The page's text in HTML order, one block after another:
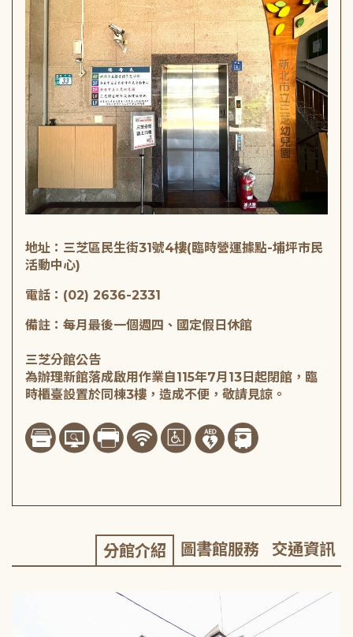
地址：三芝區民生街31號4樓(臨時營運據點-埔坪市民
活動中心)
電話：(02) 2636-2331
備註：每月最後一個週四、國定假日休館
三芝分館公告
為辦理新館落成啟用作業自115年7月13日起閉館，臨
時櫃臺設置於同棟3樓，造成不便，敬請見諒。
分館介紹 圖書館服務 交通資訊